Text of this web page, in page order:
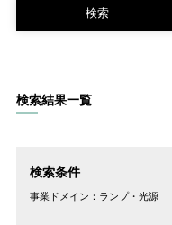
その他
検索結果一覧
検索条件
事業ドメイン： ランプ・光源